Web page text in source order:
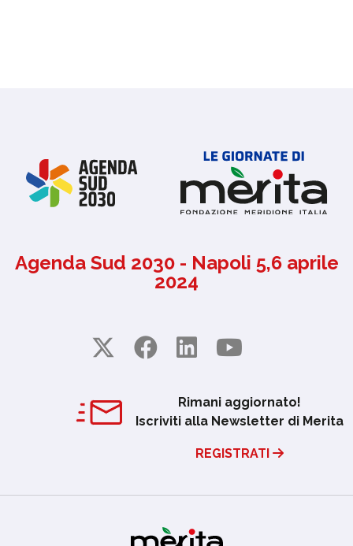
Agenda Sud 2030 - Napoli 5,6 aprile
2024
Rimani aggiornato!
Iscriviti alla Newsletter di Merita
REGISTRATI